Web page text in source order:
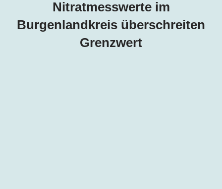
Nitratmesswerte im
Burgenlandkreis überschreiten
Grenzwert